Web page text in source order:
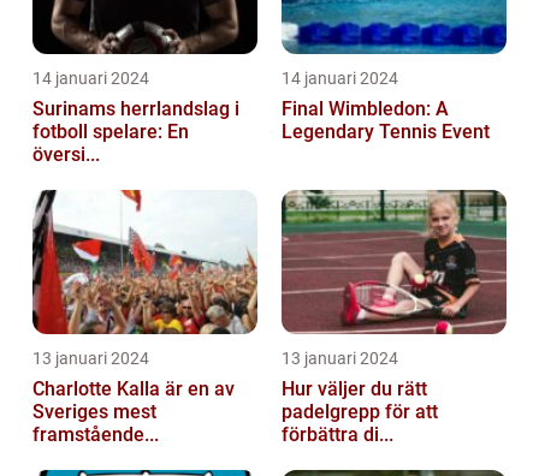
14 januari 2024
Surinams herrlandslag i
fotboll spelare: En
översi...
14 januari 2024
Final Wimbledon: A
Legendary Tennis Event
13 januari 2024
Charlotte Kalla är en av
Sveriges mest
framstående...
13 januari 2024
Hur väljer du rätt
padelgrepp för att
förbättra di...